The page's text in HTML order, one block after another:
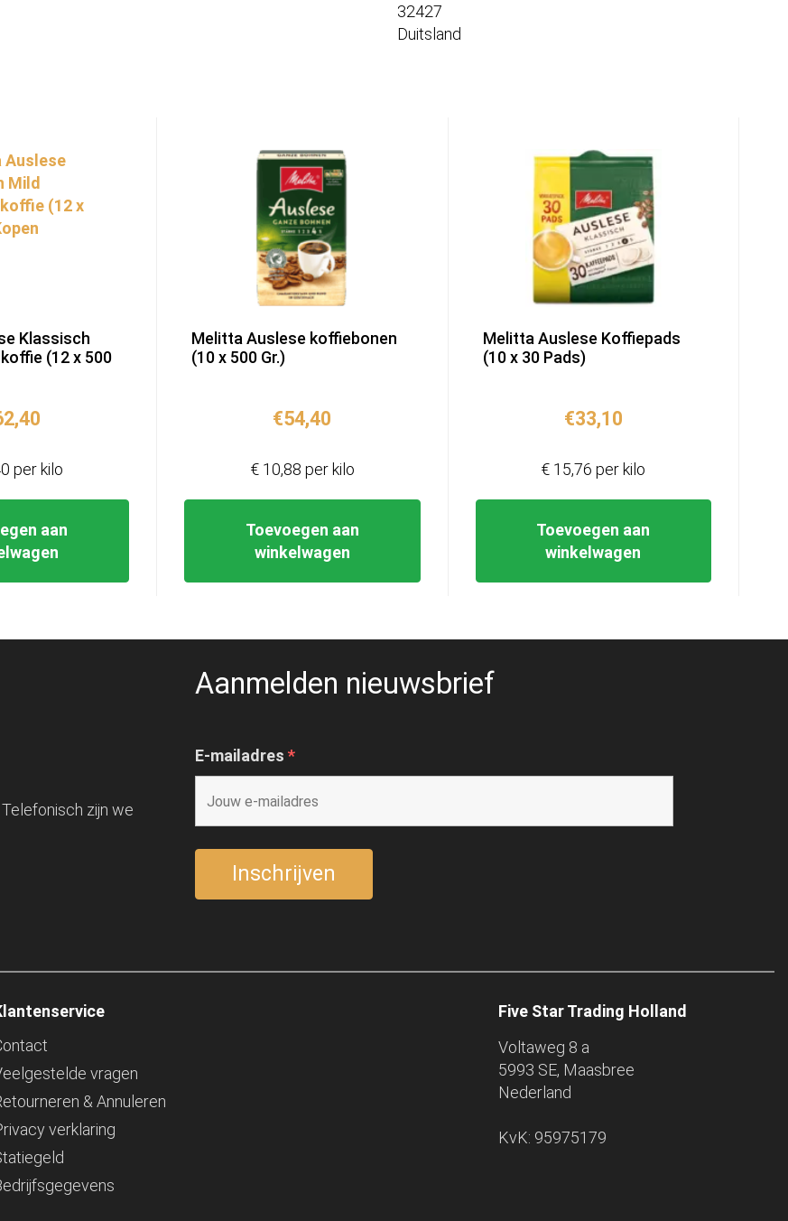
32427
Duitsland
Klassisch
(12 x 500
aan
per kilo
Melitta Auslese koffiebonen
(10 x 500 Gr.)
€54,40
Toevoegen aan
winkelwagen
€ 10,88 per kilo
Melitta Auslese Koffiepads
(10 x 30 Pads)
€33,10
Toevoegen aan
winkelwagen
€ 15,76 per kilo
zijn we
Aanmelden nieuwsbrief
E-mailadres *
vragen
& Annuleren
verklaring
Five Star Trading Holland
Voltaweg 8 a
5993 SE, Maasbree
Nederland
KvK: 95975179